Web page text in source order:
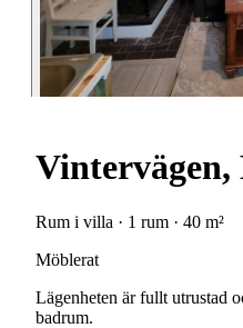
Rum i villa · 1 rum · 40 m²
Möblerat
Lägenheten är fullt utrustad
badrum.